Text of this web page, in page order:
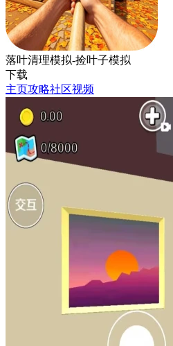
落叶清理模拟-捡叶子模拟
下载
主页攻略社区视频